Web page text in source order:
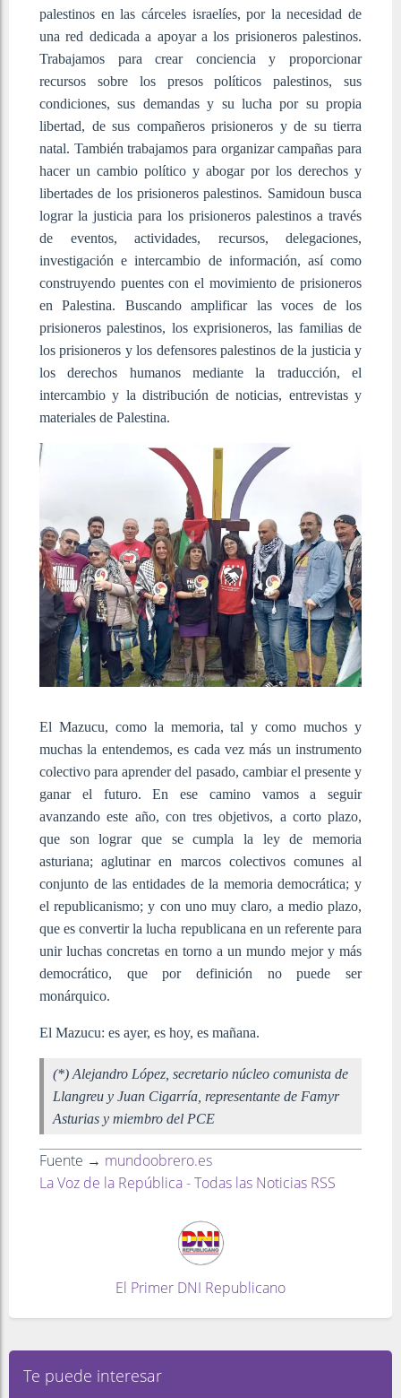
palestinos en las cárceles israelíes, por la necesidad de
una red dedicada a apoyar a los prisioneros palestinos.
Trabajamos para crear conciencia y proporcionar
recursos sobre los presos políticos palestinos, sus
condiciones, sus demandas y su lucha por su propia
libertad, de sus compañeros prisioneros y de su tierra
natal. También trabajamos para organizar campañas para
hacer un cambio político y abogar por los derechos y
libertades de los prisioneros palestinos. Samidoun busca
lograr la justicia para los prisioneros palestinos a través
de eventos, actividades, recursos, delegaciones,
investigación e intercambio de información, así como
construyendo puentes con el movimiento de prisioneros
en Palestina. Buscando amplificar las voces de los
prisioneros palestinos, los exprisioneros, las familias de
los prisioneros y los defensores palestinos de la justicia y
los derechos humanos mediante la traducción, el
intercambio y la distribución de noticias, entrevistas y
materiales de Palestina.
El Mazucu, como la memoria, tal y como muchos y
muchas la entendemos, es cada vez más un instrumento
colectivo para aprender del pasado, cambiar el presente y
ganar el futuro. En ese camino vamos a seguir
avanzando este año, con tres objetivos, a corto plazo,
que son lograr que se cumpla la ley de memoria
asturiana; aglutinar en marcos colectivos comunes al
conjunto de las entidades de la memoria democrática; y
el republicanismo; y con uno muy claro, a medio plazo,
que es convertir la lucha republicana en un referente para
unir luchas concretas en torno a un mundo mejor y más
democrático, que por definición no puede ser
monárquico.
El Mazucu: es ayer, es hoy, es mañana.
(*) Alejandro López, secretario núcleo comunista de
Llangreu y Juan Cigarría, representante de Famyr
Asturias y miembro del PCE
Fuente → mundoobrero.es
La Voz de la República - Todas las Noticias RSS
El Primer DNI Republicano
Te puede interesar